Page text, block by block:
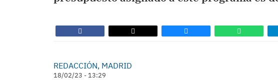
REDACCIÓN, MADRID
18/02/23 - 13:29